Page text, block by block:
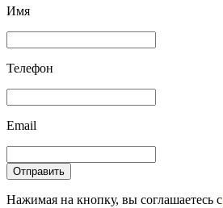
Имя
Телефон
Email
Отправить
Нажимая на кнопку, вы соглашаетесь с